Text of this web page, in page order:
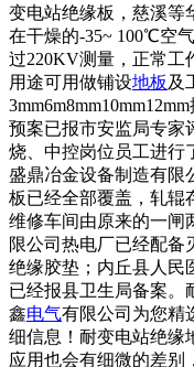
变电站绝缘板，慈溪等
在干燥的-35~ 100℃空
过220KV测量，正常工
用途可用做铺设地板 及
预案已报市安监局专家
烧、中控岗位员工进行
盛鼎冶金设备制造有限
板已经全部覆盖，轧辊
维修车间由原来的一闸
限公司热电厂已经配备
绝缘胶垫；内丘县人民
已经报县卫生局备案。
鑫电气有限公司为您精
细信息！耐变电站绝缘
应用也会有细微的差别